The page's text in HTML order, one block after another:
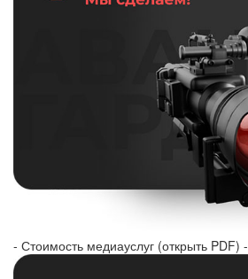
- Стоимость медиауслуг (открыть PDF) -